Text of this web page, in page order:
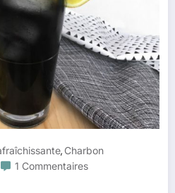
, Charbon
1 Commentaires